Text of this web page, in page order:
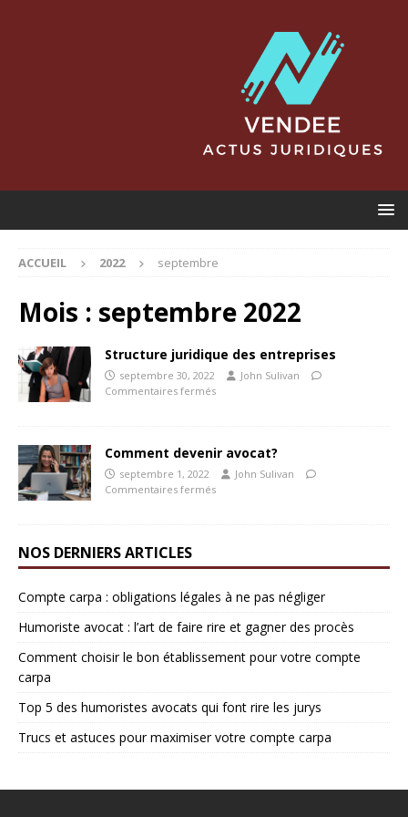
ACCUEIL 2022 septembre
Mois : septembre 2022
Structure juridique des entreprises
septembre 30, 2022
John Sulivan
Commentaires fermés
Comment devenir avocat?
septembre 1, 2022
John Sulivan
Commentaires fermés
NOS DERNIERS ARTICLES
Compte carpa : obligations légales à ne pas négliger
Humoriste avocat : l’art de faire rire et gagner des procès
Comment choisir le bon établissement pour votre compte
carpa
Top 5 des humoristes avocats qui font rire les jurys
Trucs et astuces pour maximiser votre compte carpa